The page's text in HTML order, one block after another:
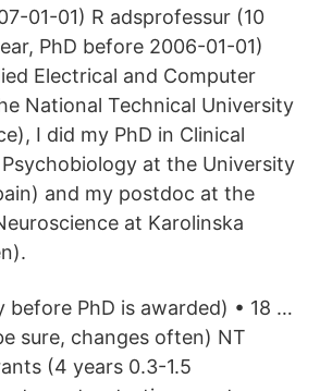
01-01) R adsprofessur (10
PhD before 2006-01-01)
Electrical and Computer
National Technical University
I did my PhD in Clinical
at the University
and my postdoc at the
at Karolinska
before PhD is awarded) • 18 …
sure, changes often) NT
(4 years 0.3-1.5